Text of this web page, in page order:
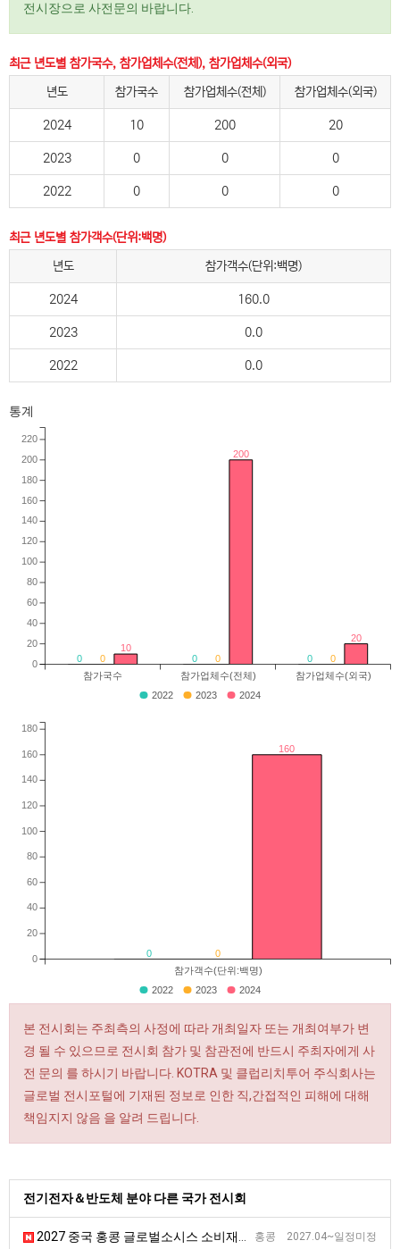
전시장으로 사전문의 바랍니다.
최근 년도별 참가국수, 참가업체수(전체), 참가업체수(외국)
년도
참가국수 참가업체수(전체) 참가업체수(외국)
2024 10 200 20
2023 0 0 0
2022 0 0 0
최근 년도별 참가객수(단위:백명)
년도
참가객수(단위:백명)
2024 160.0
2023 0.0
2022 0.0
통계
0 0 0
0 0 0
10
200
20
참가국수 참가업체수(전체) 참가업체수(외국)
0
20
40
60
80
100
120
140
160
180
200
220
2022 2023 2024
0 0
160
참가객수(단위:백명)
0
20
40
60
80
100
120
140
160
180
2022 2023 2024
본 전시회는 주최측의 사정에 따라 개최일자 또는 개최여부가 변
경 될 수 있으므로 전시회 참가 및 참관전에 반드시 주최자에게 사
전 문의 를 하시기 바랍니다. KOTRA 및 클럽리치투어 주식회사는
글로벌 전시포털에 기재된 정보로 인한 직,간접적인 피해에 대해
책임지지 않음 을 알려 드립니다.
전기전자＆반도체 분야 다른 국가 전시회
홍콩 2027.04~일정미정
2027 중국 홍콩 글로벌소시스 소비재전자 전시회